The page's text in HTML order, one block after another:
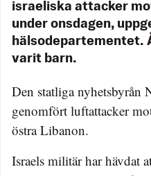
israeliska attacker
under onsdagen,
hälsodepartementet.
varit barn.
Den statliga nyhetsbyrån
genomfört luftattacker
östra Libanon.
Israels militär har hävdat